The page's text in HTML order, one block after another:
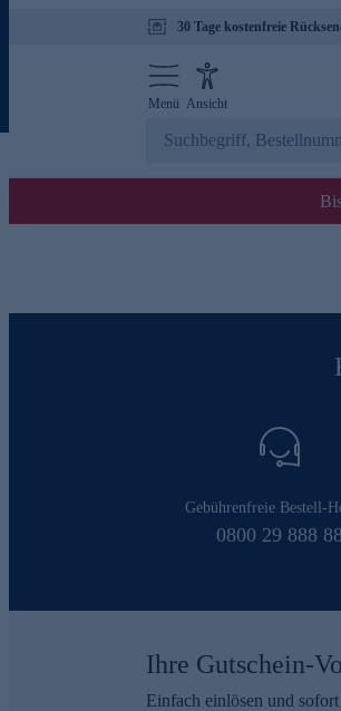
30 Tage kostenfreie
Menü Ansicht
Gebührenfreie Bestell-
0800 29 888 88
Ihre Gutschein-
Einfach einlösen und